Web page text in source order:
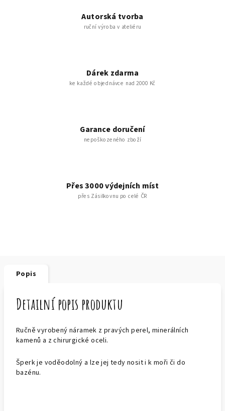
Autorská tvorba
ruční výroba v ateliéru
Dárek zdarma
ke každé objednávce nad 2000 Kč
Garance doručení
nepoškozeného zboží
Přes 3000 výdejních míst
přes Zásilkovnu po celé ČR
Popis
Detailní popis produktu
Ručně vyrobený náramek z pravých perel, minerálních
kamenů a z chirurgické oceli.
Šperk je voděodolný a lze jej tedy nosit i k moři či do
bazénu.